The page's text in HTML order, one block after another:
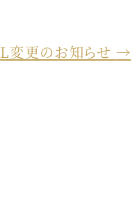
変更のお知らせ →